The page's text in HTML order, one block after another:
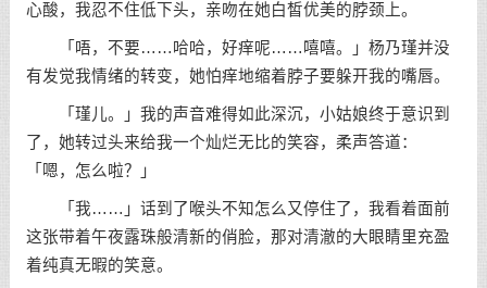
心酸，我忍不住低下头，亲吻在她白皙优美的脖颈上。
「唔，不要……哈哈，好痒呢……嘻嘻。」杨乃瑾并没
有发觉我情绪的转变，她怕痒地缩着脖子要躲开我的嘴唇。
「瑾儿。」我的声音难得如此深沉，小姑娘终于意识到
了，她转过头来给我一个灿烂无比的笑容，柔声答道：
「嗯，怎么啦？」
「我……」话到了喉头不知怎么又停住了，我看着面前
这张带着午夜露珠般清新的俏脸，那对清澈的大眼睛里充盈
着纯真无暇的笑意。